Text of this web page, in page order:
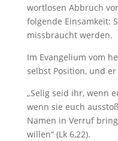
wortlosen Abbruch
folgende Einsamkeit:
missbraucht werden.
Im Evangelium vom
selbst Position, und
„Selig seid ihr, wenn
wenn sie euch
Namen in Verruf
willen“ (Lk 6,22).